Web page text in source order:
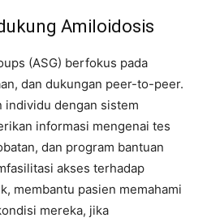
Amiloidosis
(ASG) berfokus pada
dan dukungan peer-to-peer.
individu dengan sistem
informasi mengenai tes
dan program bantuan
akses terhadap
membantu pasien memahami
mereka, jika